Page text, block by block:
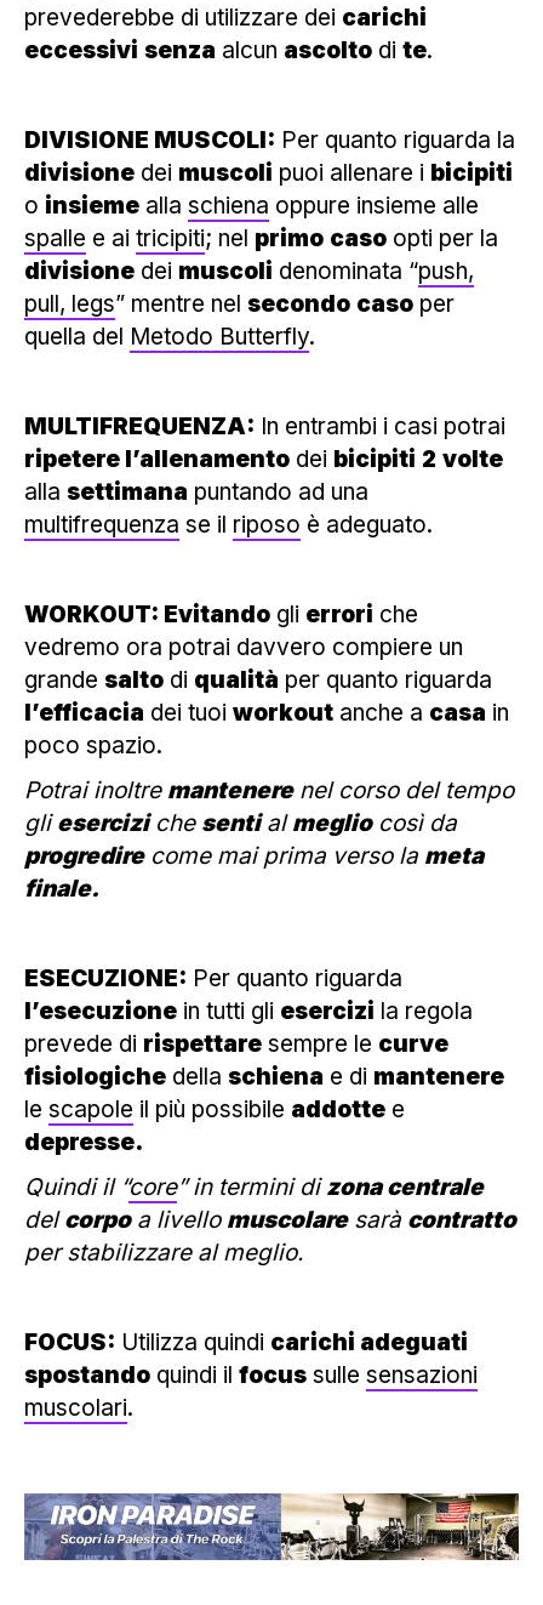
prevederebbe di utilizzare dei carichi
eccessivi senza alcun ascolto di te.
DIVISIONE MUSCOLI: Per quanto riguarda la
divisione dei muscoli puoi allenare i bicipiti
o insieme alla schiena oppure insieme alle
spalle e ai tricipiti; nel primo caso opti per la
divisione dei muscoli denominata “push,
pull, legs” mentre nel secondo caso per
quella del Metodo Butterfly.
MULTIFREQUENZA: In entrambi i casi potrai
ripetere l’allenamento dei bicipiti 2 volte
alla settimana puntando ad una
multifrequenza se il riposo è adeguato.
WORKOUT: Evitando gli errori che
vedremo ora potrai davvero compiere un
grande salto di qualità per quanto riguarda
l’efficacia dei tuoi workout anche a casa in
poco spazio.
Potrai inoltre mantenerenel corso del tempo
glieserciziche sentialmegliocosì da
progredirecome mai prima verso la meta
finale.
ESECUZIONE: Per quanto riguarda
l’esecuzione in tutti gli esercizi la regola
prevede di rispettare sempre le curve
fisiologiche della schiena e di mantenere
le scapole il più possibile addotte e
depresse.
Quindi il “core” in termini dizona centrale
delcorpoa livello muscolaresarà contratto
per stabilizzare al meglio.
FOCUS: Utilizza quindi carichi adeguati
spostando quindi il focus sulle sensazioni
muscolari.